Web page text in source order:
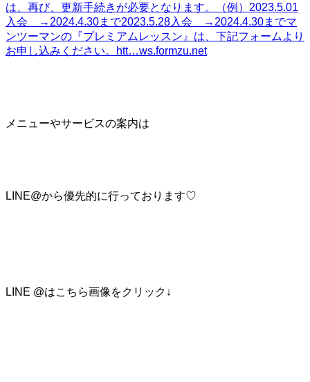
は、再び、更新手続きが必要となります。（例）2023.5.01
入会 →2024.4.30まで2023.5.28入会 →2024.4.30までマ
ンツーマンの『プレミアムレッスン』は、下記フォームより
お申し込みください。htt…ws.formzu.net
メニューやサービスの案内は
LINE@から優先的に行っております♡
LINE @はこちら画像をクリック↓